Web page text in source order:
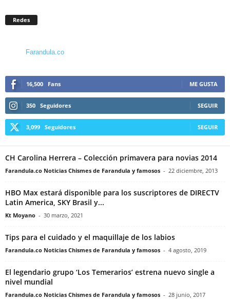
Redes
Farandula.co
16,500 Fans ME GUSTA
350 Seguidores SEGUIR
3,099 Seguidores SEGUIR
CH Carolina Herrera – Colección primavera para novias 2014
Farandula.co Noticias Chismes de Farandula y famosos - 22 diciembre, 2013
HBO Max estará disponible para los suscriptores de DIRECTV
Latin America, SKY Brasil y...
Kt Moyano - 30 marzo, 2021
Tips para el cuidado y el maquillaje de los labios
Farandula.co Noticias Chismes de Farandula y famosos - 4 agosto, 2019
El legendario grupo ‘Los Temerarios’ estrena nuevo single a
nivel mundial
Farandula.co Noticias Chismes de Farandula y famosos - 28 junio, 2017